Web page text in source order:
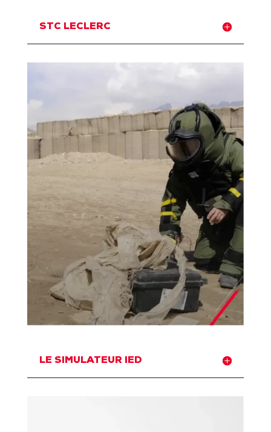
STC LECLERC
LE SIMULATEUR IED